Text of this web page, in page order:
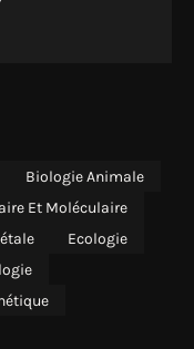
Biologie Animale
Et Moléculaire
Ecologie